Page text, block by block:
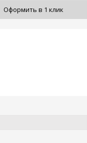
Оформить в 1 клик